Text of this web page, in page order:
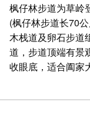
枫仔林步道为草岭
(枫仔林步道长70
木栈道及卵石步道
道，步道顶端有景
收眼底，适合阖家